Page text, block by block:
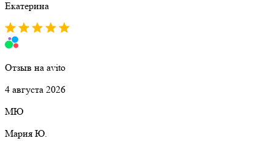
Екатерина
Отзыв на avito
4 августа 2026
МЮ
Мария Ю.